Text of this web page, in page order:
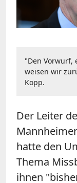
"Den Vorwurf,
weisen wir
Kopp.
Der Leiter
hatte den
Thema
ihnen